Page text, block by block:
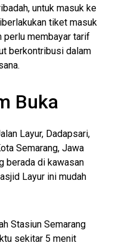
untuk masuk ke
tiket masuk
perlu membayar tarif
berkontribusi dalam
Buka
Layur, Dadapsari,
Semarang, Jawa
berada di kawasan
Layur ini mudah
Stasiun Semarang
sekitar 5 menit